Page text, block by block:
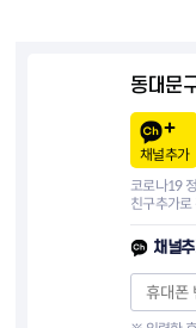
동대문
채널추가
코로나19
친구추가
채널